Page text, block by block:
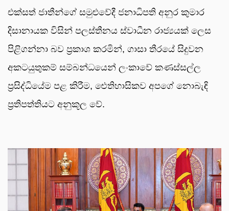
එක්සත් ජාතීන්ගේ සමුළුවේදී ජනාධිපති අනුර කුමාර
දිසානායක විසින් පලස්තීනය ස්වාධීන රාජ්‍යයක් ලෙස
පිළිගන්නා බව ප්‍රකාශ කරමින්, ගාසා තීරයේ සිදුවන
අකටයුතුකම් සම්බන්ධයෙන් ලංකාවේ කණස්සල්ල
ප්‍රසිද්ධියේම පළ කිරීම, ඓතිහාසිකව අපගේ නොබැඳි
ප්‍රතිපත්තියට අනුකූල වේ.